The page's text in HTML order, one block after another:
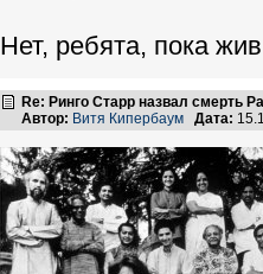
Нет, ребята, пока
Re: Ринго Старр назвал смерть
Автор: Витя Кипербаум Дата: